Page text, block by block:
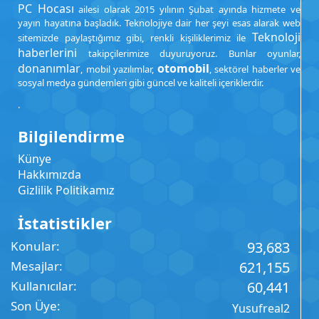
PC Hocası ailesi olarak 2015 yılının Şubat ayında hizmete ve
yayın hayatına başladık. Teknolojiye dair her şeyi esas alarak web
sitemizde paylaştığımız gibi, renkli kişiliklerimiz ile Teknoloji
haberlerini takipçilerimize duyuruyoruz. Bunlar oyunlar,
donanımlar, mobil yazılımlar, otomobil, sektörel haberler ve
sosyal medya gündemleri gibi güncel ve kaliteli içeriklerdir.
.
Bilgilendirme
Künye
Hakkımızda
Gizlilik Politikamız
İstatistikler
Konular 93,683
Mesajlar 621,155
Kullanıcılar 60,441
Son Üye Yusufreal2